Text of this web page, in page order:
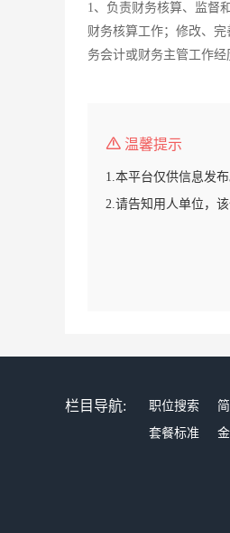
1、负责财务核算、监督
财务核算工作；修改、
务会计或财务主管工作经
温馨提示
1.本平台仅供信息发布
2.请告知用人单位，
栏目导航: 职位搜索
套餐标准